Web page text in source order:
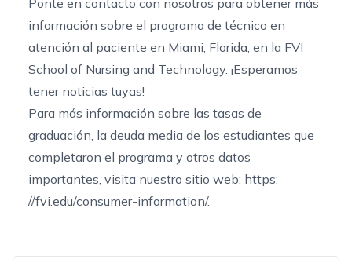
información sobre el programa de técnico en
atención al paciente en Miami, Florida , en la FVI
School of Nursing and Technology. ¡Esperamos
tener noticias tuyas!
Para más información sobre las tasas de
graduación, la deuda media de los estudiantes que
completaron el programa y otros datos
importantes, visita nuestro sitio web: https:
//fvi.edu/consumer-information/.